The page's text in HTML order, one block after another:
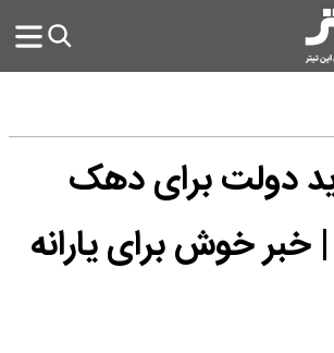
دولت برای دهک
های ۱ تا ۳ | خبر خوش برای یارانه